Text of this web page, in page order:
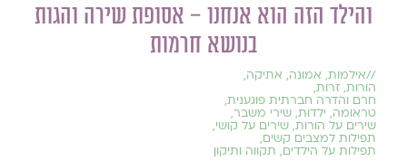
והילד הזה הוא אנחנו – אסופת שירה והגות
בנושא חרמות
//אילמות, אמונה, אתיקה,
הורות, זרות,
חרם והדרה חברתית פוגענית,
טראומה, ילדוּת, שירי משבר,
שירים על הורות, שירים על קושי,
תפילות למצבים קשים,
תפילות על הילדים, תקווה ותיקון